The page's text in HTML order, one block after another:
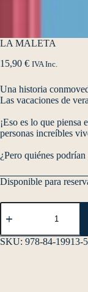
LA MALETA
15,90 € IVA Inc.
Una historia
Las vacaciones de
¡Eso es lo que piensa
personas increíbles
¿Pero quiénes podrían
Disponible para
SKU: 978-84-19913-